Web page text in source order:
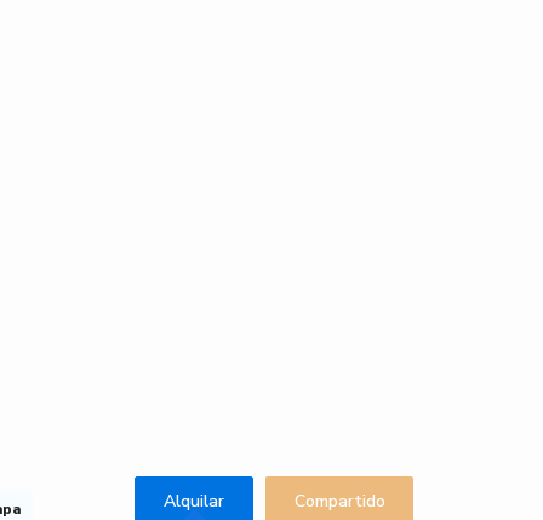
Alquilar Compartido